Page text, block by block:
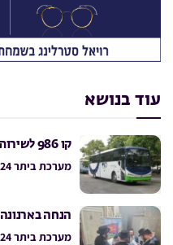
עוד בנושא
קו 986 לשירותכם
מערכת ביתר 24
הנחה בארנונה
מערכת ביתר 24